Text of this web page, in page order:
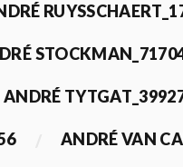
ANDRÉ
ANDRÉ VAN